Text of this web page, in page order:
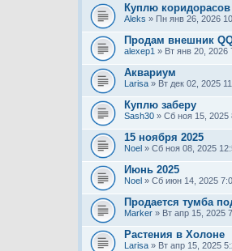
Куплю коридорасов
Aleks » Пн янв 26, 2026
Продам внешник
alexep1 » Вт янв 20,
Аквариум
Larisa » Вт дек 02, 2025
Куплю заберу
Sash30 » Сб ноя 15,
15 ноября 2025
Noel » Сб ноя 08, 2025
Июнь 2025
Noel » Сб июн 14, 2025
Продается тумба
Marker » Вт апр 15, 2025
Растения в Холоне
Larisa » Вт апр 15, 2025